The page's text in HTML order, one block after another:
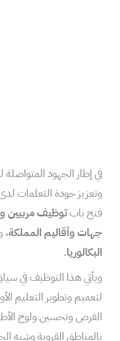
في إطار الجهود
وتعزيز جودة التعلمات
فتح بابتوظيف مربيين
جهات وأقاليم المملكة،
البكالوريا.
ويأتي هذا التوظيف في
لتعميم وتطوير التعليم
الفرص وتحسين ولوج
بالمناطق القروية وشبه